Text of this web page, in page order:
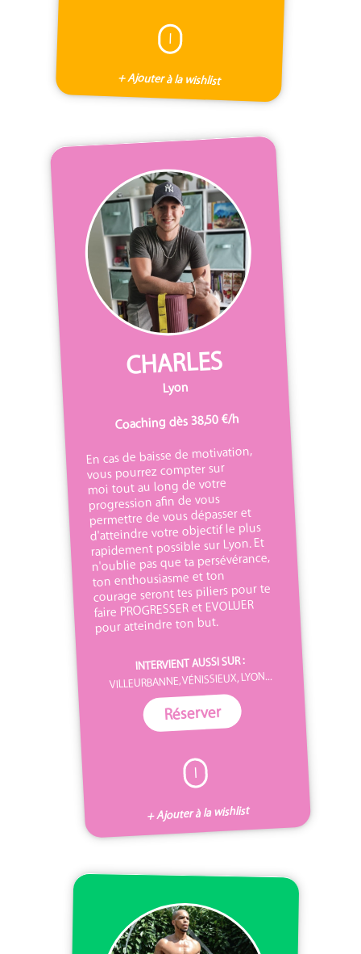
I
+ Ajouter à la wishlist
CHARLES
Lyon
Coaching dès 38,50 €/h
En cas de baisse de motivation,
vous pourrez compter sur
moi tout au long de votre
progression afin de vous
permettre de vous dépasser et
d'atteindre votre objectif le plus
rapidement possible sur Lyon. Et
n'oublie pas que ta persévérance,
ton enthousiasme et ton
courage seront tes piliers pour te
faire PROGRESSER et EVOLUER
pour atteindre ton but.
INTERVIENT AUSSI SUR :
VILLEURBANNE, VÉNISSIEUX, LYON...
Réserver
I
+ Ajouter à la wishlist